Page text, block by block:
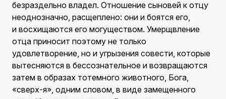
безраздельно владел. Отношение сыновей к отцу
неоднозначно, расщеплено: они и боятся его,
и восхищаются его могуществом. Умерщвление
отца приносит поэтому не только
удовлетворение, но и угрызения совести, которые
вытесняются в бессознательное и возвращаются
затем в образах тотемного животного, Бога,
«сверх-я», одним словом, в виде замещенного